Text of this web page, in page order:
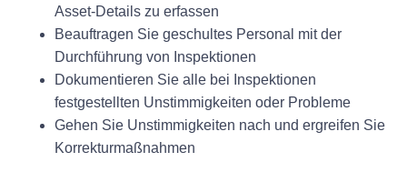
Asset-Details zu erfassen
Beauftragen Sie geschultes Personal mit der
Durchführung von Inspektionen
Dokumentieren Sie alle bei Inspektionen
festgestellten Unstimmigkeiten oder Probleme
Gehen Sie Unstimmigkeiten nach und ergreifen Sie
Korrekturmaßnahmen